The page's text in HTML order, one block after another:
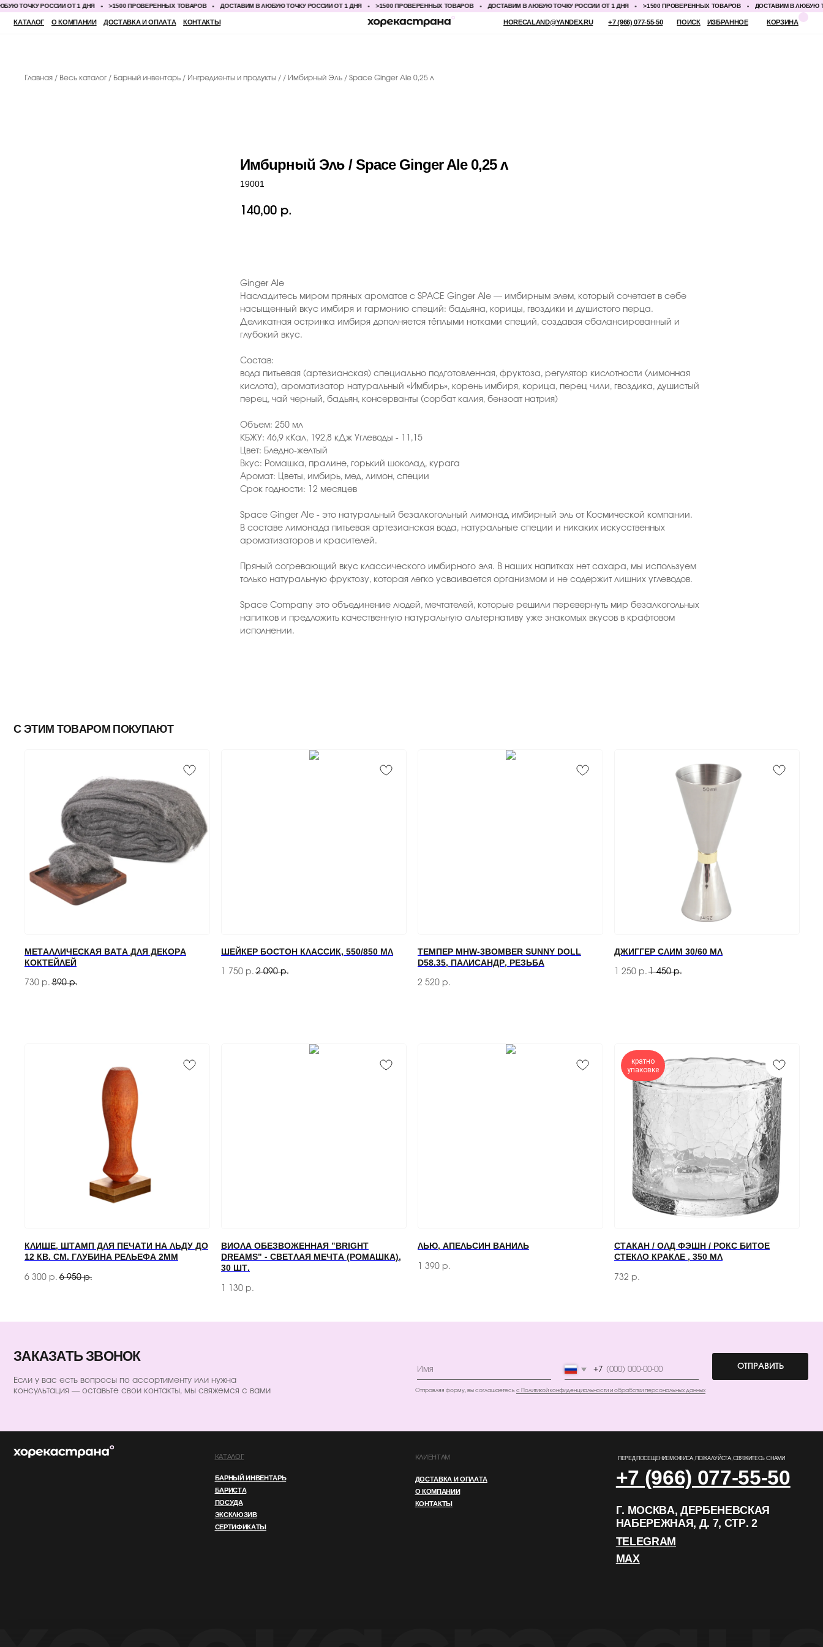
РОССИИ ОТ 1 ДНЯ >1500 ПРОВЕРЕННЫХ ТОВАРОВ ДОСТАВИМ В ЛЮБУЮ ТОЧКУ РОССИИ ОТ 1 ДНЯ >1500 ПРОВЕРЕННЫХ ТОВАРОВ ДОСТАВИМ В ЛЮБУЮ ТОЧКУ РОССИИ ОТ 1 ДНЯ >1500 ПРОВЕРЕННЫХ ТОВАРОВ ДОСТАВИМ В ЛЮБУЮ ТОЧКУ
КАТАЛОГ О КОМПАНИИ ДОСТАВКА И ОПЛАТА КОНТАКТЫ ПОИСК
+7 (966) 077-55-50 ИЗБРАННОЕ
HORECALAND@YANDEX.RU КОРЗИНА
Главная Весь каталог Барный инвентарь Ингредиенты и продукты Имбирный Эль / Space Ginger Ale 0,25 л
Имбирный Эль / Space Ginger Ale 0,25 л
19001
140,00 р.
Ginger Ale
Насладитесь миром пряных ароматов с SPACE Ginger Ale — имбирным элем, который сочетает в себе
насыщенный вкус имбиря и гармонию специй: бадьяна, корицы, гвоздики и душистого перца.
Деликатная остринка имбиря дополняется тёплыми нотками специй, создавая сбалансированный и
глубокий вкус.
Состав:
вода питьевая (артезианская) специально подготовленная, фруктоза, регулятор кислотности (лимонная
кислота), ароматизатор натуральный «Имбирь», корень имбиря, корица, перец чили, гвоздика, душистый
перец, чай черный, бадьян, консерванты (сорбат калия, бензоат натрия)
Объем: 250 мл
КБЖУ: 46,9 кКал, 192,8 кДж Углеводы - 11,15
Цвет: Бледно-желтый
Вкус: Ромашка, пралине, горький шоколад, курага
Аромат: Цветы, имбирь, мед, лимон, специи
Срок годности: 12 месяцев
Space Ginger Ale - это натуральный безалкогольный лимонад имбирный эль от Космической компании.
В составе лимонада питьевая артезианская вода, натуральные специи и никаких искусственных
ароматизаторов и красителей.
Пряный согревающий вкус классического имбирного эля. В наших напитках нет сахара, мы используем
только натуральную фруктозу, которая легко усваивается организмом и не содержит лишних углеводов.
Space Company это объединение людей, мечтателей, которые решили перевернуть мир безалкогольных
напитков и предложить качественную натуральную альтернативу уже знакомых вкусов в крафтовом
исполнении.
МЕТАЛЛИЧЕСКАЯ ВАТА ДЛЯ ДЕКОРА
КОКТЕЙЛЕЙ
730 р. 890 р.
ШЕЙКЕР БОСТОН КЛАССИК, 550/850 МЛ
1 750 р. 2 090 р.
ТЕМПЕР MHW-3BOMBER SUNNY DOLL
D58.35, ПАЛИСАНДР, РЕЗЬБА
2 520 р.
ДЖИГГЕР СЛИМ 30/60 МЛ
1 250 р. 1 450 р.
КЛИШЕ, ШТАМП ДЛЯ ПЕЧАТИ НА ЛЬДУ ДО
12 КВ. СМ. ГЛУБИНА РЕЛЬЕФА 2ММ
6 300 р. 6 950 р.
ВИОЛА ОБЕЗВОЖЕННАЯ "BRIGHT
DREAMS" - СВЕТЛАЯ МЕЧТА (РОМАШКА),
30 ШТ.
1 130 р.
ЛЬЮ, АПЕЛЬСИН ВАНИЛЬ
1 390 р.
кратно
упаковке
СТАКАН / ОЛД ФЭШН / РОКС БИТОЕ
СТЕКЛО КРАКЛЕ , 350 МЛ
732 р.
консультация — оставьте свои контакты, мы свяжемся с вами
+7 (966) 077-55-50
MAX
TELEGRAM
ПОЛИТИКА КОНФИДЕНЦИАЛЬНОСТИ
ДОСТАВКА И ОПЛАТА